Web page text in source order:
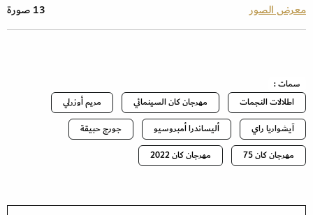
معرض الصور 13 صورة
سمات :
اطلالات النجمات
مهرجان كان السينمائي
مريم أوزرلي
آيشواريا راي
أليساندرا أمبروسيو
جورج حبيقة
مهرجان كان 75
مهرجان كان 2022